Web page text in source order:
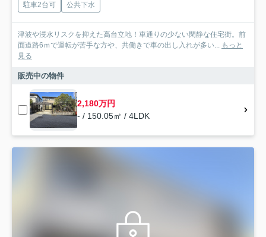
駐車2台可 公共下水
津波や浸水リスクを抑えた高台立地！車通りの少ない閑静な住宅街。前
面道路6ｍで運転が苦手な方や、共働きで車の出し入れが多い... もっと
見る
販売中の物件
2,180万円
- / 150.05㎡ / 4LDK